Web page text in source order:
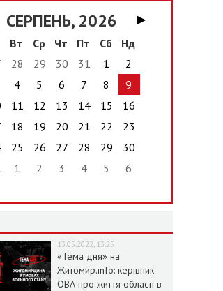
СЕРПЕНЬ, 2026
▶
Вт Ср Чт Пт Сб
Нд
28 29 30 31 1
2
4 5 6 7 8
9
11 12 13 14 15
16
18 19 20 21 22
23
25 26 27 28 29
30
1 2 3 4 5 6
13.05.2022, 13:25
«Тема дня» на
Житомир.info: керівник
ОВА про життя області в